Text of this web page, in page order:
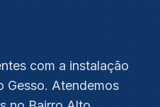
com a instalação
Gesso. Atendemos